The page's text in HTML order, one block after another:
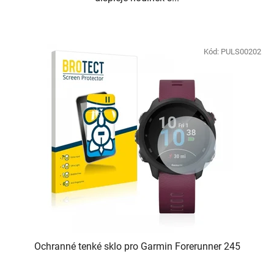
Ochranné tenké sklo pro Garmin Forerunner 245
Kód: PULS00202